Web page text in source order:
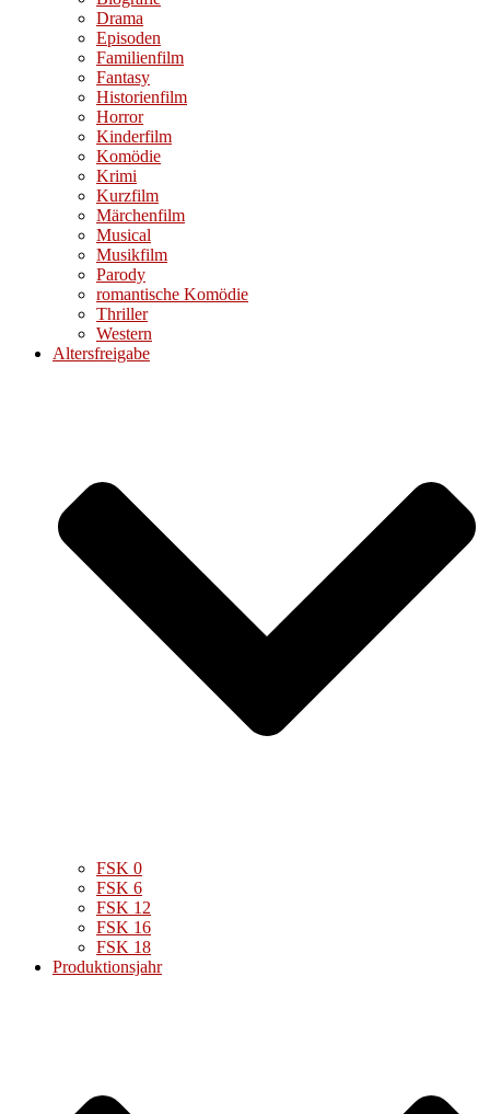
Drama
Episoden
Familienfilm
Fantasy
Historienfilm
Horror
Kinderfilm
Komödie
Krimi
Kurzfilm
Märchenfilm
Musical
Musikfilm
Parody
romantische Komödie
Thriller
Western
Altersfreigabe
FSK 0
FSK 6
FSK 12
FSK 16
FSK 18
Produktionsjahr